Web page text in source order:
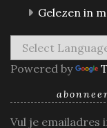
Gelezen in
Powered by
Vul je emailadres